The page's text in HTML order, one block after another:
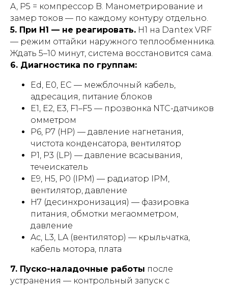
A, P5 = компрессор B. Манометрирование и
замер токов — по каждому контуру отдельно.
5. При H1 — не реагировать. H1 на Dantex VRF
— режим оттайки наружного теплообменника.
Ждать 5–10 минут, система восстановится сама.
6. Диагностика по группам:
Ed, E0, EC — межблочный кабель,
адресация, питание блоков
E1, E2, E3, F1–F5 — прозвонка NTC-датчиков
омметром
P6, P7 (HP) — давление нагнетания,
чистота конденсатора, вентилятор
P1, P3 (LP) — давление всасывания,
течеискатель
E9, H5, P0 (IPM) — радиатор IPM,
вентилятор, давление
H7 (десинхронизация) — фазировка
питания, обмотки мегаомметром,
давление
Ac, L3, LA (вентилятор) — крыльчатка,
кабель мотора, плата
7. Пуско-наладочные работы после
устранения — контрольный запуск с